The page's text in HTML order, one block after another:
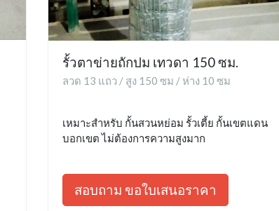
รั้วตาข่ายถักปม เทวดา 150 ซม.
ลวด 13 แถว / สูง 150 ซม / ห่าง 10 ซม
เหมาะสำหรับ กั้นสวนหย่อม รั้วเตี้ย กั้นเขตแดน
บอกเขต ไม่ต้องการความสูงมาก
สอบถาม ขอใบเสนอราคา